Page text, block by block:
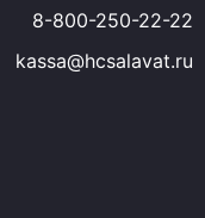
8-800-250-22-22
kassa@hcsalavat.ru